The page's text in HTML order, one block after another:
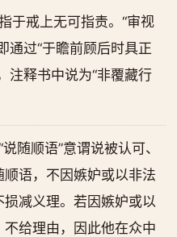
于戒上无可指责。“审视
通过“于瞻前顾后时具正
注释书中说为“非覆藏行
随顺语”意谓说被认可、
语，不因嫉妒或以非法
减义理。若因嫉妒或以
给理由，因此他在众中